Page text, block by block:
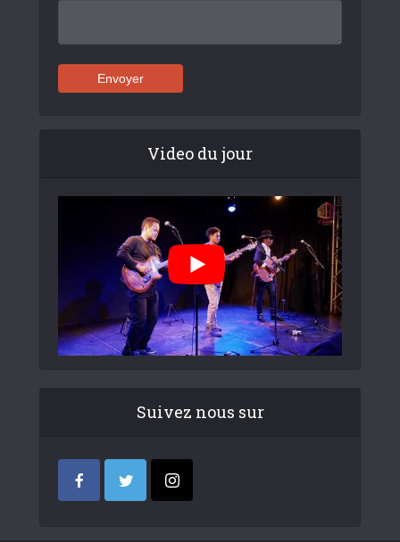
Video du jour
Suivez nous sur